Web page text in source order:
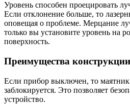
Уровень способен проецировать
Если отклонение больше, то
оповещая о проблеме. Мерцание
только вы установите уровень на
поверхность.
Преимущества конструкции
Если прибор выключен, то маятник
заблокируется. Это позволяет
устройство.